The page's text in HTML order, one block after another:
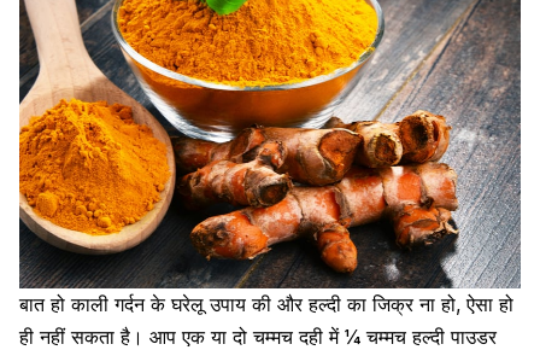
बात हो काली गर्दन के घरेलू उपाय की औरहल्दी का जिक्र ना हो, ऐसा हो
ही नहीं सकता है। आप एक या दो चम्मच दही में ¼ चम्मच हल्दी पाउडर